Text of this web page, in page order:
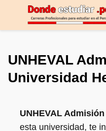
UNHEVAL
Universidad
UNHEVAL Admisión
esta universidad, te